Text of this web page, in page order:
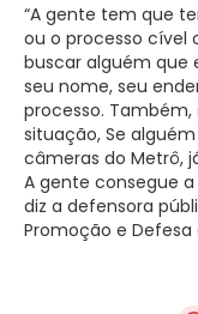
“A gente tem que
ou o processo cível
buscar alguém que
seu nome, seu
processo.
situação, Se
câmeras do Metrô,
A gente consegue
diz a defensora
Promoção e Defesa